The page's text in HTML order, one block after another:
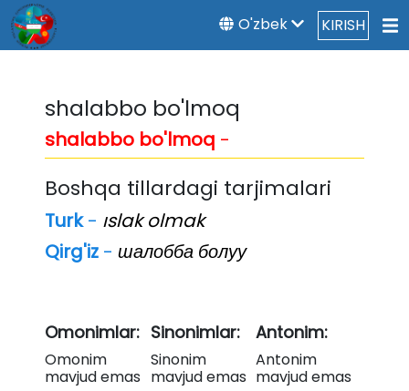
O'zbek KIRISH
shalabbo bo'lmoq
shalabbo bo'lmoq -
Boshqa tillardagi tarjimalari
Turk- ıslak olmak
Qirg'iz - шалобба болуу
Omonimlar:
Omonim
mavjud emas
Sinonimlar:
Sinonim
mavjud emas
Antonim:
Antonim
mavjud emas